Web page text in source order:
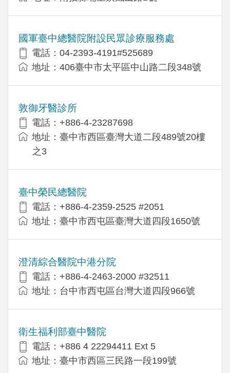
國軍臺中總醫院附設民眾診療服務處
電話：04-2393-4191#525689
地址：406臺中市太平區中山路二段348號
敦御牙醫診所
電話：+886-4-23287698
地址：臺中市西區臺灣大道二段489號20樓
之3
臺中榮民總醫院
電話：+886-4-2359-2525 #2051
地址：臺中市西屯區臺灣大道四段1650號
澄清綜合醫院中港分院
電話：+886-4-2463-2000 #32511
地址：台中市西屯區台灣大道四段966號
衛生福利部臺中醫院
電話：+886 4 22294411 Ext 5
地址：臺中市西區三民路一段199號